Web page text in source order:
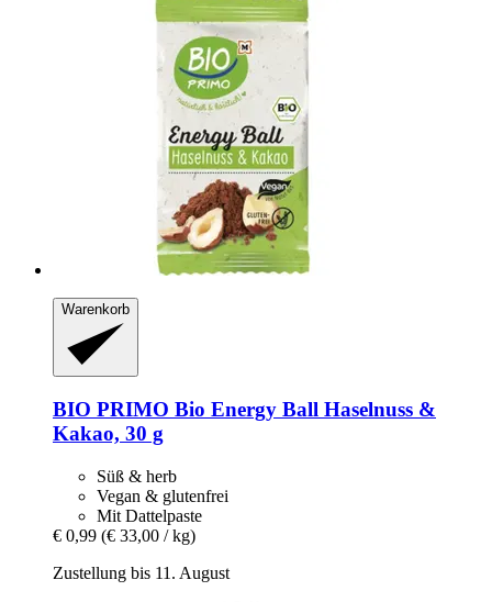
Warenkorb
BIO PRIMO Bio Energy Ball Haselnuss &
Kakao, 30 g
Süß & herb
Vegan & glutenfrei
Mit Dattelpaste
€ 0,99 (€ 33,00 / kg)
Zustellung bis 11. August